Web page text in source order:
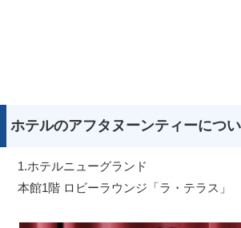
ホテルのアフタヌーンティーにつ
1.ホテルニューグランド
本館1階 ロビーラウンジ「ラ・テラス」